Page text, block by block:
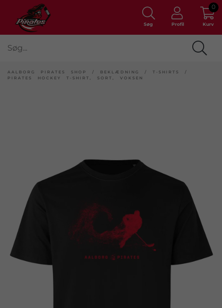
Søg Profil Kurv
0
AALBORG PIRATES SHOP / BEKLÆDNING / T-SHIRTS
/
PIRATES HOCKEY T-SHIRT, SORT, VOKSEN